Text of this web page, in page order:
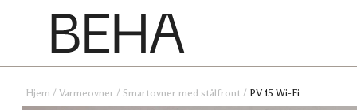
Panelovn med overmalbar front
Hjem / Varmeovner / Smartovner med stålfront / PV 15 Wi-Fi